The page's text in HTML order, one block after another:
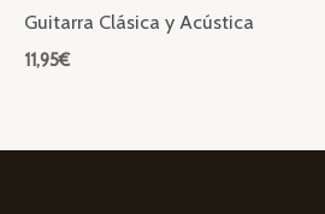
Guitarra Clásica y Acústica
11,95€